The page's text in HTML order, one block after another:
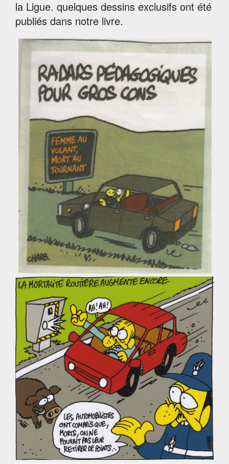
la Ligue. quelques dessins exclusifs ont été
publiés dans notre livre.